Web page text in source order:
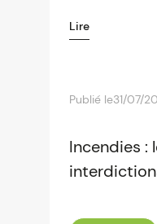
Lire
Publié le31/07/
Incendies :